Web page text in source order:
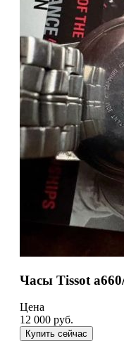
Часы Tissot
Цена
12 000 руб.
Купить сейчас